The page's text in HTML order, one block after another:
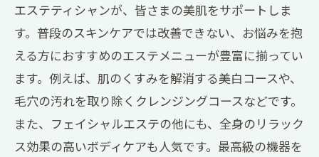
エステティシャンが、皆さまの美肌をサポートしま
す。普段のスキンケアでは改善できない、お悩みを抱
える方におすすめのエステメニューが豊富に揃ってい
ます。例えば、肌のくすみを解消する美白コースや、
毛穴の汚れを取り除くクレンジングコースなどです。
また、フェイシャルエステの他にも、全身のリラック
ス効果の高いボディケアも人気です。最高級の機器を